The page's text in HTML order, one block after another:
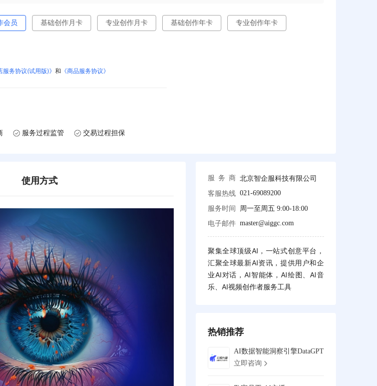
会员 基础创作月卡 专业创作月卡 基础创作年卡 专业创作年卡
服务协议(试用版)》 和 《商品服务协议》
服务过程监管 交易过程担保
使用方式 服务商 北京智企服科技有限公司
客服热线 021-69089200
服务时间
周一至周五 9:00-18:00
电子邮件 master@aiggc.com
聚集全球顶级AI，一站式创意平台，
汇聚全球最新AI资讯，提供用户和企
业AI对话，AI智能体，AI绘图、AI音
乐、AI视频创作者服务工具
热销推荐
AI数据智能洞察引擎DataGPT
立即咨询